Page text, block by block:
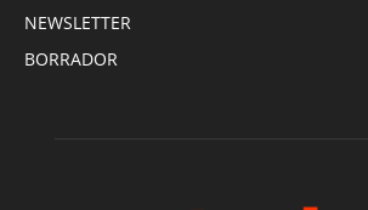
NEWSLETTER
BORRADOR